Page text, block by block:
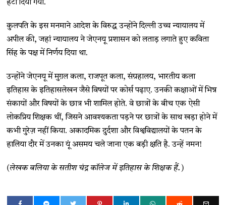
हटा दिया गया.
कुलपति के इस मनमाने आदेश के विरुद्ध उन्होंने दिल्ली उच्च न्यायालय में
अपील की, जहां न्यायालय ने जेएनयू प्रशासन को लताड़ लगाते हुए कविता
सिंह के पक्ष में निर्णय दिया था.
उन्होंने जेएनयू में मुग़ल कला, राजपूत कला, संग्रहालय, भारतीय कला
इतिहास के इतिहासलेखन जैसे विषयों पर कोर्स पढ़ाए. उनकी कक्षाओं में भिन्न
संकायों और विषयों के छात्र भी शामिल होते. वे छात्रों के बीच एक ऐसी
लोकप्रिय शिक्षक थीं, जिसने आवश्यकता पड़ने पर छात्रों के साथ खड़ा होने में
कभी गुरेज़ नहीं किया. अकादमिक दुर्दशा और विश्वविद्यालयों के पतन के
हालिया दौर में उनका यूं असमय चले जाना एक बड़ी क्षति है. उन्हें नमन!
(लेखक बलिया के सतीश चंद्र कॉलेज में इतिहास के शिक्षक हैं.)